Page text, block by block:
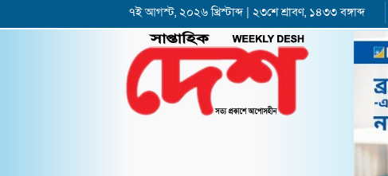
৭ই আগস্ট, ২০২৬ খ্রিস্টাব্দ | ২৩শে শ্রাবণ, ১৪৩৩ বঙ্গাব্দ